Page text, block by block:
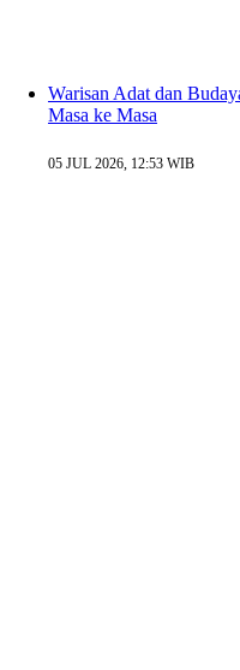
Warisan Adat dan
Masa ke Masa
05 JUL 2026, 12:53 WIB